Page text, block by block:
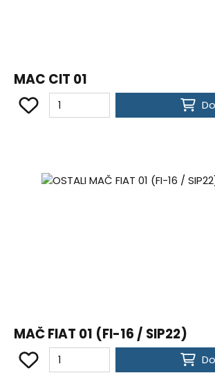
MAC CIT 01
MAČ FIAT 01 (FI-16 / SIP22)